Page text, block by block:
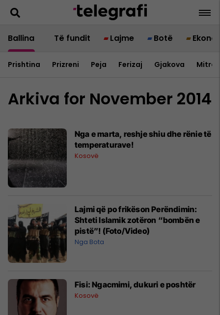
Ballina Të fundit Lajme Botë
Prishtina Prizreni Peja Ferizaj Gjakova
Arkiva for November 2014
Nga e marta, reshje shiu dhe rënie të
temperaturave!
Kosovë
Lajmi që po frikëson Perëndimin:
Shteti Islamik zotëron “bombën e
pistë”! (Foto/Video)
Nga Bota
Fisi: Ngacmimi, dukuri e poshtër
Kosovë